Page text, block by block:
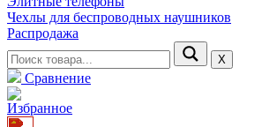
Чехлы для беспроводных наушников
Распродажа
Х
Сравнение
Избранное